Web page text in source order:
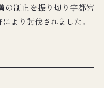
の制止を振り切り宇都宮
より討伐されました。